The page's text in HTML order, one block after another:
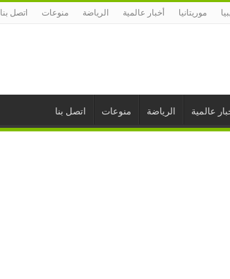
موريتانيا أخبار عالمية الرياضة منوعات اتصل بنا
عالمية الرياضة منوعات اتصل بنا